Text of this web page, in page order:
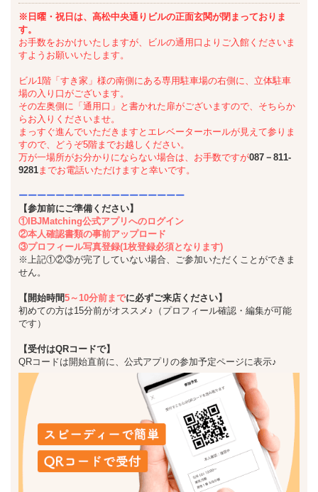
※日曜・祝日は、高松中央通りビルの正面玄関が閉まっておりま
す。
お手数をおかけいたしますが、ビルの通用口よりご入館くださいま
すようお願いいたします。
ビル1階「すき家」様の南側にある専用駐車場の右側に、立体駐車
場の入り口がございます。
その左奥側に「通用口」と書かれた扉がございますので、そちらか
らお入りくださいませ。
まっすぐ進んでいただきますとエレベーターホールが見えて参りま
すので、どうぞ5階までお越しください。
万が一場所がお分かりにならない場合は、お手数ですが087－811-
9281 までお電話いただけますと幸いです。
ーーーーーーーーーーーーーーーーーー
【参加前にご準備ください】
①IBJMatching公式アプリへのログイン
②本人確認書類の事前アップロード
③プロフィール写真登録(1枚登録必須となります)
※上記①②③が完了していない場合、ご参加いただくことができま
せん。
【開始時間5～10分前までに必ずご来店ください】
初めての方は15分前がオススメ♪（プロフィール確認・編集が可能
です）
【受付はQRコードで】
QRコードは開始直前に、公式アプリの参加予定ページに表示♪